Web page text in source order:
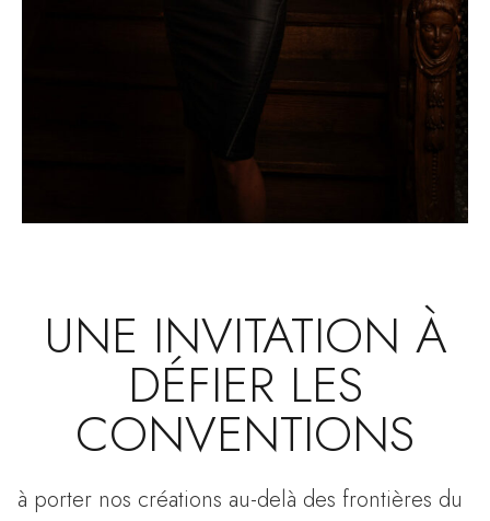
UNE INVITATION À
DÉFIER LES
CONVENTIONS
à porter nos créations au-delà des frontières du